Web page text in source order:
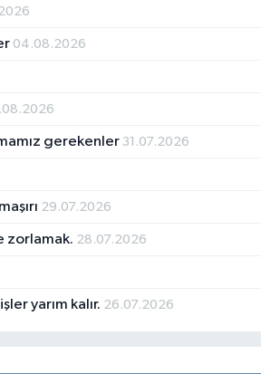
04.08.2026
gerekenler 31.07.2026
29.07.2026
zorlamak. 28.07.2026
yarım kalır. 26.07.2026